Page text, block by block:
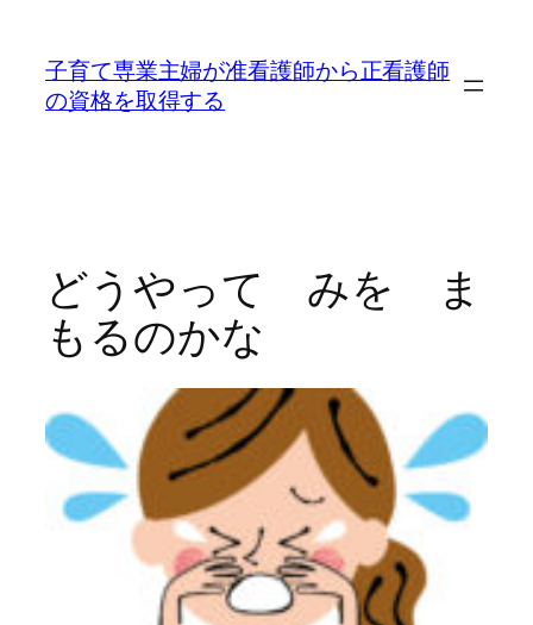
子育て専業主婦が准看護師から正看護師
の資格を取得する
どうやって みを ま
もるのかな